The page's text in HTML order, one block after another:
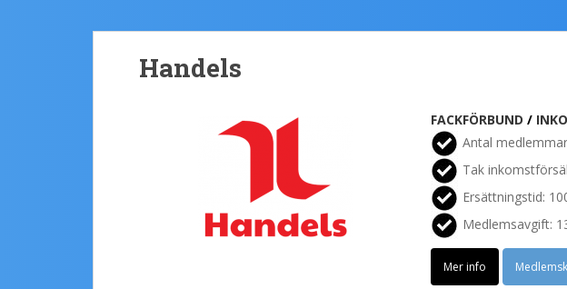
Handels
FACKFÖRBUND /
Antal
Tak
Ersättningstid:
Medlemsavgift:
Mer info